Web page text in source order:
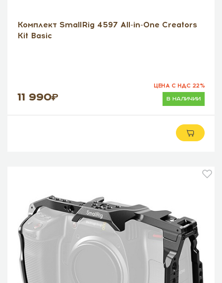
Комплект SmallRig 4597 All-in-One Creators
Kit Basic
11 990 в наличии
ЦЕНА С НДС 22%